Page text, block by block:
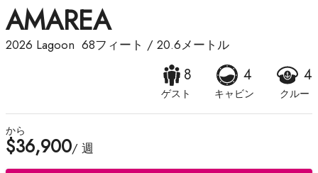
AMAREA
2026 Lagoon 68フィート / 20.6メートル
8
ゲスト
4
キャビン
4
クルー
から
$36,900/ 週